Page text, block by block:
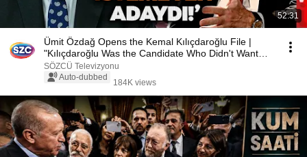
52:31
Ümit Özdağ Opens the Kemal Kılıçdaroğlu File |
"Kılıçdaroğlu Was the Candidate Who Didn't Want
to...
SÖZCÜ Televizyonu
Auto-dubbed
184K views